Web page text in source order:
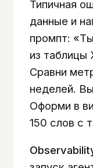
Типичная
данные и
промпт:
из таблицы
Сравни
неделей.
Оформи в
150 слов с